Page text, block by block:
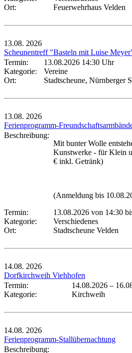
Ort:
Feuerwehrhaus Velden
13.08. 2026
Scheunentreff "Basteln mit Luise
Termin:
13.08.2026 14:30 Uhr
Kategorie:
Vereine
Ort:
Stadtscheune, Nürnberger
13.08. 2026
Ferienprogramm-
Beschreibung:
Mit bunter Wolle
Kunstwerke - für Klein
€ inkl. Getränk)
(Anmeldung bis
Termin:
13.08.2026 von 14:30
Kategorie:
Verschiedenes
Ort:
Stadtscheune Velden
14.08. 2026
Dorfkirchweih Viehhofen
Termin:
14.08.2026 –
Kategorie:
Kirchweih
14.08. 2026
Ferienprogramm-Stallübernachtung
Beschreibung: